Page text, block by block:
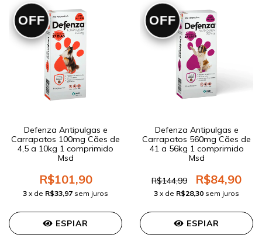
OFF
Defenza Antipulgas e
Carrapatos 100mg Cães de
4,5 a 10kg 1 comprimido
Msd
R$101,90
3 x de R$33,97 sem juros
ESPIAR
OFF
Defenza Antipulgas e
Carrapatos 560mg Cães de
41 a 56kg 1 comprimido
Msd
R$144,99 R$84,90
3 x de R$28,30 sem juros
ESPIAR